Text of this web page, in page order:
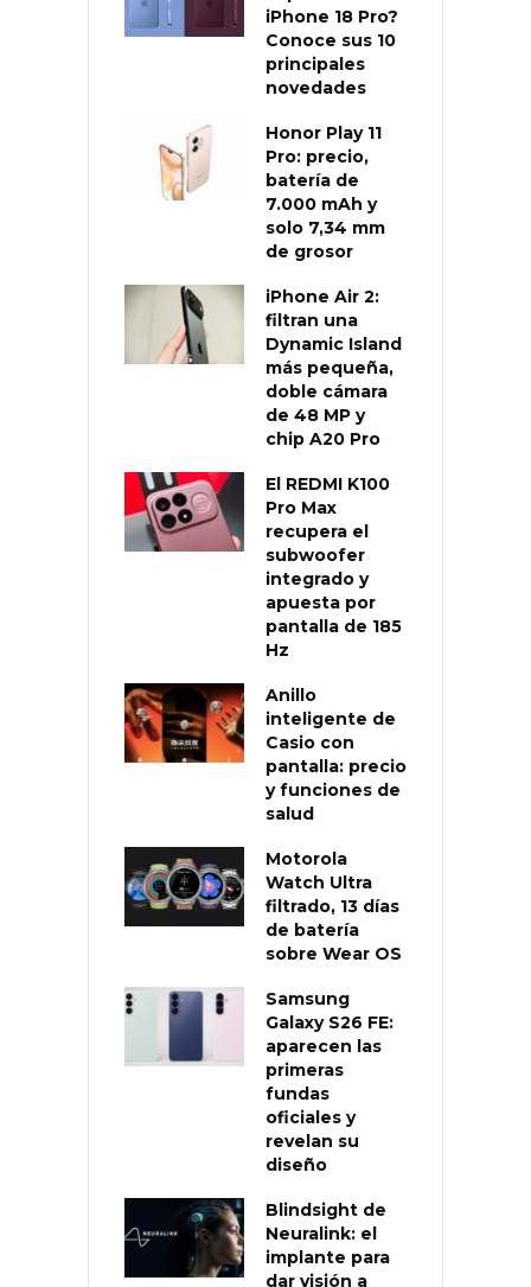
iPhone 18 Pro?
Conoce sus 10
principales
novedades
Honor Play 11
Pro: precio,
batería de
7.000 mAh y
solo 7,34 mm
de grosor
iPhone Air 2:
filtran una
Dynamic Island
más pequeña,
doble cámara
de 48 MP y
chip A20 Pro
El REDMI K100
Pro Max
recupera el
subwoofer
integrado y
apuesta por
pantalla de 185
Hz
Anillo
inteligente de
Casio con
pantalla: precio
y funciones de
salud
Motorola
Watch Ultra
filtrado, 13 días
de batería
sobre Wear OS
Samsung
Galaxy S26 FE:
aparecen las
primeras
fundas
oficiales y
revelan su
diseño
Blindsight de
Neuralink: el
implante para
dar visión a